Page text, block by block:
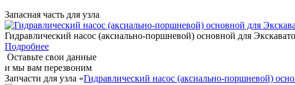
Запасная часть для узла
Гидравлический насос (аксиально-поршневой) основной для
Подробнее
Оставьте свои данные
и мы вам перезвоним
Запчасти для узла «Гидравлический насос (аксиально-поршневой)